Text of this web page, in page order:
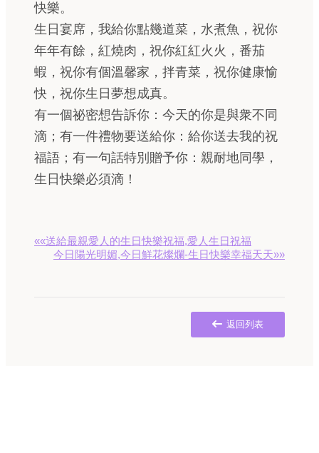
快樂。
生日宴席，我給你點幾道菜，水煮魚，祝你
年年有餘，紅燒肉，祝你紅紅火火，番茄
蝦，祝你有個溫馨家，拌青菜，祝你健康愉
快，祝你生日夢想成真。
有一個祕密想告訴你：今天的你是與衆不同
滴；有一件禮物要送給你：給你送去我的祝
福語；有一句話特別贈予你：親耐地同學，
生日快樂必須滴！
««送給最親愛人的生日快樂祝福,愛人生日祝福
今日陽光明媚,今日鮮花燦爛-生日快樂幸福天天»»
返回列表